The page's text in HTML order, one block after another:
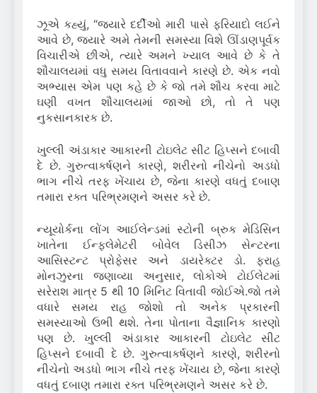
ઝૂએ કહ્યું, “જ્યારે દર્દીઓ મારી પાસે ફરિયાદો લઈને
આવે છે, જ્યારે અમે તેમની સમસ્યા વિશે ઊંડાણપૂર્વક
વિચારીએ છીએ, ત્યારે અમને ખ્યાલ આવે છે કે તે
શૌચાલયમાં વધુ સમય વિતાવવાને કારણે છે. એક નવો
અભ્યાસ એમ પણ કહે છે કે જો તમે શૌચ કરવા માટે
ઘણી વખત શૌચાલયમાં જાઓ છો, તો તે પણ
નુકસાનકારક છે.
ખુલ્લી અંડાકાર આકારની ટોઇલેટ સીટ હિપ્સને દબાવી
દે છે. ગુરુત્વાકર્ષણને કારણે, શરીરનો નીચેનો અડધો
ભાગ નીચે તરફ ખેંચાય છે, જેના કારણે વધતું દબાણ
તમારા રક્ત પરિભ્રમણને અસર કરે છે.
ન્યૂયોર્કના લોંગ આઈલેન્ડમાં સ્ટોની બ્રુક મેડિસિન
ખાતેના ઈન્ફ્લેમેટરી બોવેલ ડિસીઝ સેન્ટરના
આસિસ્ટન્ટ પ્રોફેસર અને ડાયરેક્ટર ડો. ફરાહ
મોનઝુરના જણાવ્યા અનુસાર, લોકોએ ટોઈલેટમાં
સરેરાશ માત્ર 5 થી 10 મિનિટ વિતાવી જોઈએ.જો તમે
વધારે સમય રાહ જોશો તો અનેક પ્રકારની
સમસ્યાઓ ઉભી થશે. તેના પોતાના વૈજ્ઞાનિક કારણો
પણ છે. ખુલ્લી અંડાકાર આકારની ટોઇલેટ સીટ
હિપ્સને દબાવી દે છે. ગુરુત્વાકર્ષણને કારણે, શરીરનો
નીચેનો અડધો ભાગ નીચે તરફ ખેંચાય છે, જેના કારણે
વધતું દબાણ તમારા રક્ત પરિભ્રમણને અસર કરે છે.